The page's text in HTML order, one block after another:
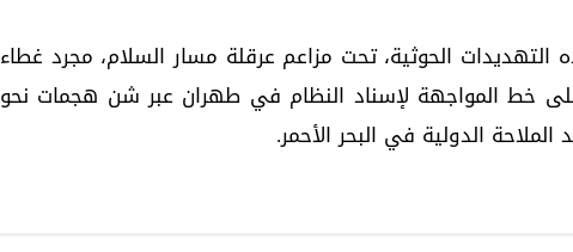
الحوثية، تحت مزاعم عرقلة مسار السلام، مجرد غطاء
على خط المواجهة لإسناد النظام في طهران عبر شن هجمات نحو
الدولية في البحر الأحمر.